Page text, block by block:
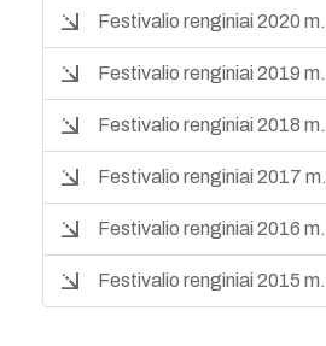
Festivalio renginiai 2020 m.
Festivalio renginiai 2019 m.
Festivalio renginiai 2018 m.
Festivalio renginiai 2017 m.
Festivalio renginiai 2016 m.
Festivalio renginiai 2015 m.